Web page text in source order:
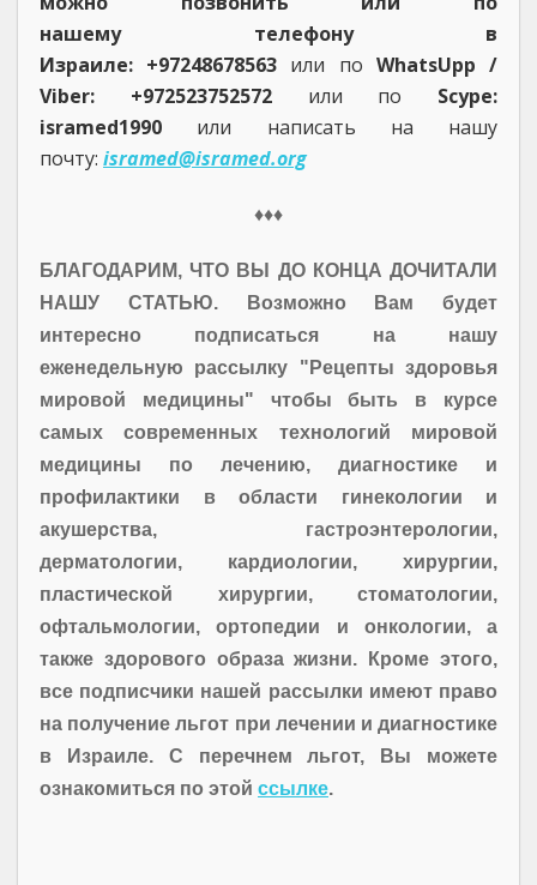
нашему телефону в
Израиле: +97248678563 или по WhatsUpp /
Viber: +972523752572или по Scype:
isramed1990 или написать на нашу
почту: isramed@isramed.org
♦♦♦
БЛАГОДАРИМ, ЧТО ВЫ ДО КОНЦА ДОЧИТАЛИ
НАШУ СТАТЬЮ. Возможно Вам будет
интересно подписаться на нашу
еженедельную рассылку "Рецепты здоровья
мировой медицины" чтобы быть в курсе
самых современных технологий мировой
медицины по лечению, диагностике и
профилактики в области гинекологии и
акушерства, гастроэнтерологии,
дерматологии, кардиологии, хирургии,
пластической хирургии, стоматологии,
офтальмологии, ортопедии и онкологии, а
также здорового образа жизни. Кроме этого,
все подписчики нашей рассылки имеют право
на получение льгот при лечении и диагностике
в Израиле. С перечнем льгот, Вы можете
ознакомиться по этой ссылке.